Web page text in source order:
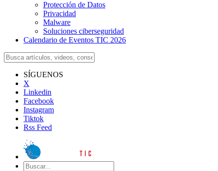
Protección de Datos
Privacidad
Malware
Soluciones ciberseguridad
Calendario de Eventos TIC 2026
SÍGUENOS
X
Linkedin
Facebook
Instagram
Tiktok
Rss Feed